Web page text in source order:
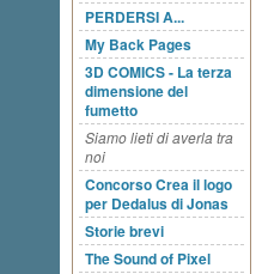
PERDERSI A...
My Back Pages
3D COMICS - La terza
dimensione del
fumetto
Siamo lieti di averla tra
noi
Concorso Crea il logo
per Dedalus di Jonas
Storie brevi
The Sound of Pixel